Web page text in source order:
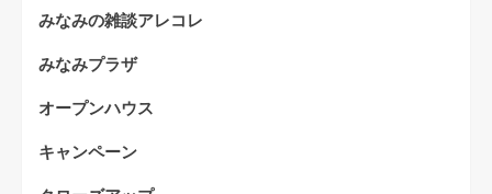
みなみの雑談アレコレ
みなみプラザ
オープンハウス
キャンペーン